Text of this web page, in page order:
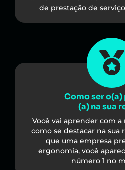
de prestação de
Como ser
(a) na sua
Você vai aprender com
como se destacar na sua
que uma empresa
ergonomia, você
número 1 no